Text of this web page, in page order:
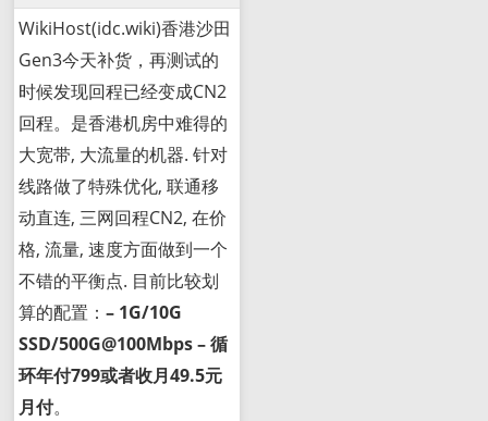
WikiHost(idc.wiki)香港沙田
Gen3今天补货，再测试的
时候发现回程已经变成CN2
回程。是香港机房中难得的
大宽带, 大流量的机器. 针对
线路做了特殊优化, 联通移
动直连, 三网回程CN2, 在价
格, 流量, 速度方面做到一个
不错的平衡点. 目前比较划
算的配置：– 1G/10G
SSD/500G@100Mbps – 循
环年付799或者收月49.5元
月付。